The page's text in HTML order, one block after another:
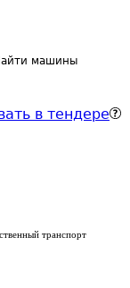
машины
в тендере
транспорт